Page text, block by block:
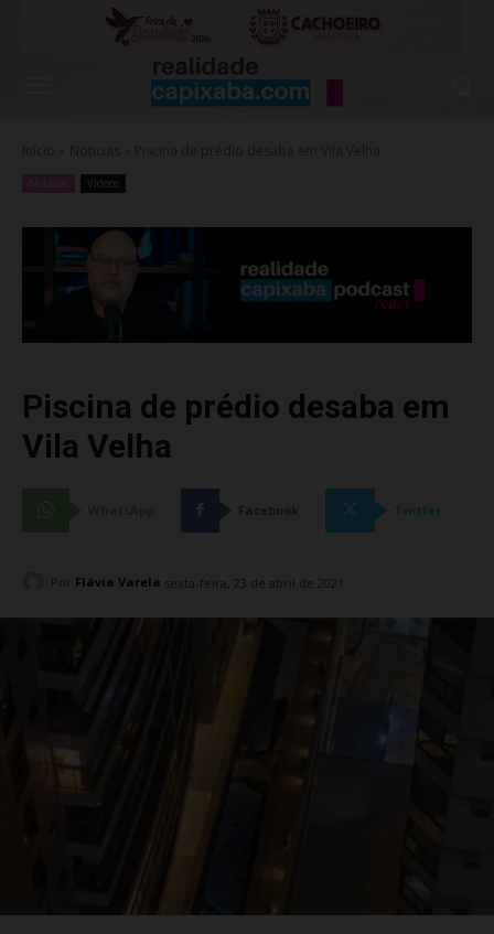
Vídeos
Piscina de prédio desaba em
Vila Velha
Facebook Twitter
Por Flávia Varela sexta-feira, 23 de abril de 2021